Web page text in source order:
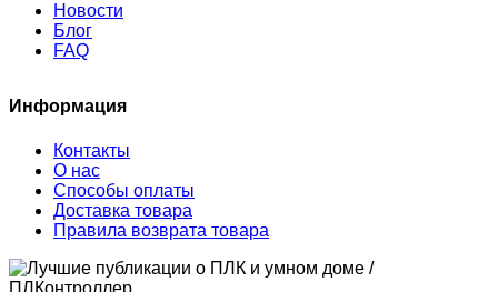
Новости
Блог
FAQ
Информация
Контакты
О нас
Способы оплаты
Доставка товара
Правила возврата товара